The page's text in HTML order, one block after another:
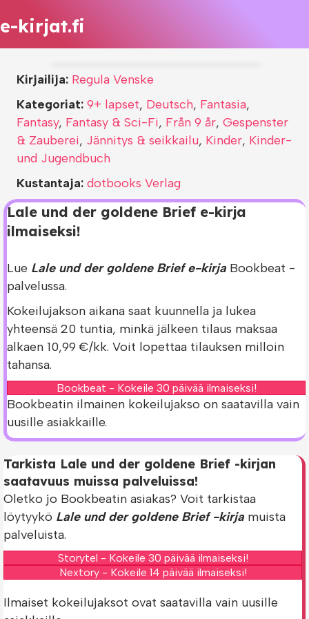
e-kirjat.fi
Lale und der goldene Brief e-kirja
ilmaiseksi!
Lue Lale und der goldene Brief e-kirja Bookbeat -
palvelussa.
Kokeilujakson aikana saat kuunnella ja lukea
yhteensä 20 tuntia, minkä jälkeen tilaus maksaa
alkaen 10,99 €/kk. Voit lopettaa tilauksen milloin
tahansa.
Bookbeat - Kokeile 30 päivää ilmaiseksi!
Bookbeatin ilmainen kokeilujakso on saatavilla vain
uusille asiakkaille.
Kirjailija: Regula Venske
Kategoriat: 9+ lapset, Deutsch, Fantasia,
Fantasy, Fantasy & Sci-Fi, Från 9 år, Gespenster
& Zauberei, Jännitys & seikkailu, Kinder, Kinder-
und Jugendbuch
Kustantaja: dotbooks Verlag
Tarkista Lale und der goldene Brief -kirjan
saatavuus muissa palveluissa!
Oletko jo Bookbeatin asiakas? Voit tarkistaa
löytyykö Lale und der goldene Brief -kirja muista
palveluista.
Storytel - Kokeile 30 päivää ilmaiseksi!
Nextory - Kokeile 14 päivää ilmaiseksi!
Ilmaiset kokeilujaksot ovat saatavilla vain uusille